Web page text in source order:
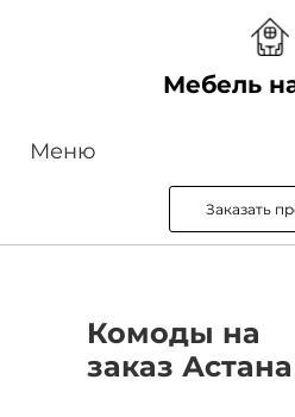
Мебель
Меню
Заказать
Комоды на
заказ Астана